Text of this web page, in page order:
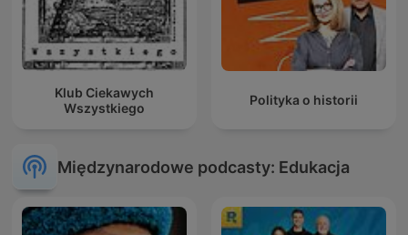
Klub Ciekawych
Wszystkiego
Polityka o historii
Międzynarodowe podcasty: Edukacja